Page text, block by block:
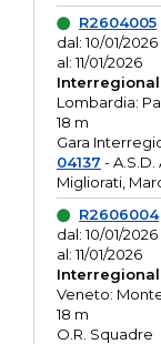
R2604005
dal: 10/01/2026
al: 11/01/2026
Lombardia:
18 m
Gara
04137 - A.S.D.
Migliorati,
R2606004
dal: 10/01/2026
al: 11/01/2026
Veneto:
18 m
O.R. Squadre